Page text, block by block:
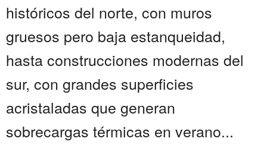
históricos del norte, con muros
gruesos pero baja estanqueidad,
hasta construcciones modernas del
sur, con grandes superficies
acristaladas que generan
sobrecargas térmicas en verano...